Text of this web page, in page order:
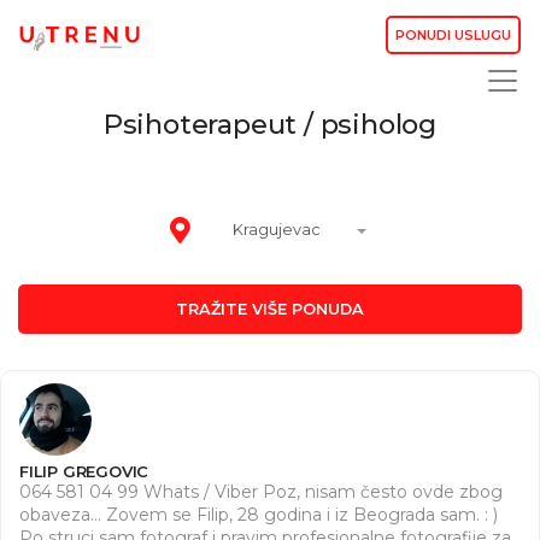
PONUDI USLUGU
Psihoterapeut / psiholog
Kragujevac
TRAŽITE VIŠE PONUDA
FILIP GREGOVIC
064 581 04 99 Whats / Viber Poz, nisam često ovde zbog
obaveza... Zovem se Filip, 28 godina i iz Beograda sam. : )